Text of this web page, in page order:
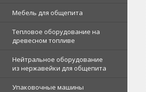
Мебель для общепита
Тепловое оборудование на
древесном топливе
Нейтральное оборудование
из нержавейки для общепита
Упаковочные машины